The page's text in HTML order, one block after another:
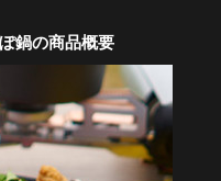
鍋の商品概要